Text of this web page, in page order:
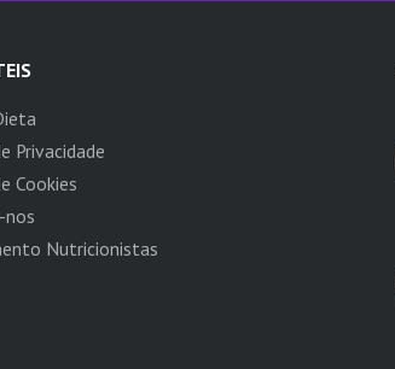
Privacidade
Cookies
Nutricionistas